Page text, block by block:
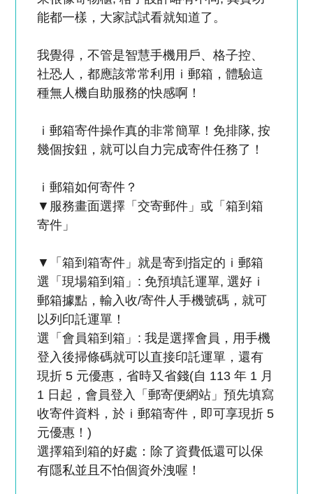
能都一樣，大家試試看就知道了。
我覺得，不管是智慧手機用戶、格子控、
社恐人，都應該常常利用ｉ郵箱，體驗這
種無人機自助服務的快感啊！
ｉ郵箱寄件操作真的非常簡單！免排隊, 按
幾個按鈕，就可以自力完成寄件任務了！
ｉ郵箱如何寄件？
▼服務畫面選擇「交寄郵件」或「箱到箱
寄件」
▼「箱到箱寄件」就是寄到指定的ｉ郵箱
選「現場箱到箱」: 免預填託運單, 選好ｉ
郵箱據點，輸入收/寄件人手機號碼，就可
以列印託運單！
選「會員箱到箱」: 我是選擇會員，用手機
登入後掃條碼就可以直接印託運單，還有
現折 5 元優惠，省時又省錢(自 113 年 1 月
1 日起，會員登入「郵寄便網站」預先填寫
收寄件資料，於ｉ郵箱寄件，即可享現折 5
元優惠！)
選擇箱到箱的好處：除了資費低還可以保
有隱私並且不怕個資外洩喔！